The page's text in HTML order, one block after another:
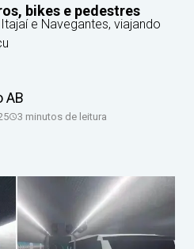
bikes e pedestres
e Navegantes, viajando
AB
3 minutos de leitura